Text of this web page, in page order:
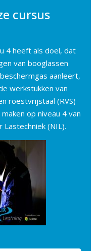
cursus
4 heeft als doel, dat
van booglassen
aanleert,
werkstukken van
roestvrijstaal (RVS)
op niveau 4 van
(NIL).